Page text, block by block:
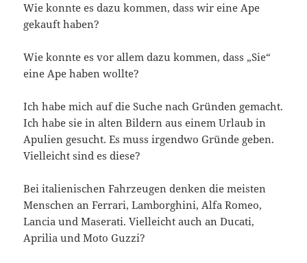
Wie konnte es dazu kommen, dass wir eine Ape
gekauft haben?
Wie konnte es vor allem dazu kommen, dass „Sie“
eine Ape haben wollte?
Ich habe mich auf die Suche nach Gründen gemacht.
Ich habe sie in alten Bildern aus einem Urlaub in
Apulien gesucht. Es muss irgendwo Gründe geben.
Vielleicht sind es diese?
Bei italienischen Fahrzeugen denken die meisten
Menschen an Ferrari, Lamborghini, Alfa Romeo,
Lancia und Maserati. Vielleicht auch an Ducati,
Aprilia und Moto Guzzi?